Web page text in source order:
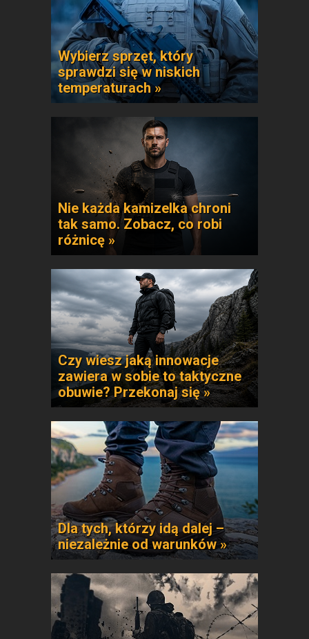
Wybierz sprzęt, który
sprawdzi się w niskich
temperaturach »
Nie każda kamizelka chroni
tak samo. Zobacz, co robi
różnicę »
Czy wiesz jaką innowacje
zawiera w sobie to taktyczne
obuwie? Przekonaj się »
Dla tych, którzy idą dalej –
niezależnie od warunków »